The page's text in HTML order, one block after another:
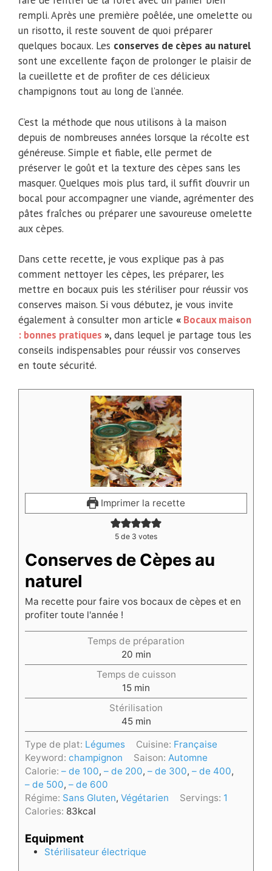
rempli. Après une première poêlée, une omelette ou
un risotto, il reste souvent de quoi préparer
quelques bocaux. Les conserves de cèpes au naturel
sont une excellente façon de prolonger le plaisir de
la cueillette et de profiter de ces délicieux
champignons tout au long de l’année.
C’est la méthode que nous utilisons à la maison
depuis de nombreuses années lorsque la récolte est
généreuse. Simple et fiable, elle permet de
préserver le goût et la texture des cèpes sans les
masquer. Quelques mois plus tard, il suffit d’ouvrir un
bocal pour accompagner une viande, agrémenter des
pâtes fraîches ou préparer une savoureuse omelette
aux cèpes.
Dans cette recette, je vous explique pas à pas
comment nettoyer les cèpes, les préparer, les
mettre en bocaux puis les stériliser pour réussir vos
conserves maison. Si vous débutez, je vous invite
également à consulter mon article « Bocaux maison
: bonnes pratiques », dans lequel je partage tous les
conseils indispensables pour réussir vos conserves
en toute sécurité.
Imprimer la recette
5 de 3 votes
Conserves de Cèpes au
naturel
Ma recette pour faire vos bocaux de cèpes et en
profiter toute l'année !
Temps de préparation
20minutes
min
Temps de cuisson
15minutes
min
Stérilisation
45minutes
min
Type de plat: Légumes Cuisine: Française
Keyword: champignon Saison:Automne
Calorie: – de 100, – de 200, – de 300, – de 400,
– de 500, – de 600
Régime: Sans Gluten, Végétarien Servings: 1
Calories: 83kcal
Equipment
Stérilisateur électrique